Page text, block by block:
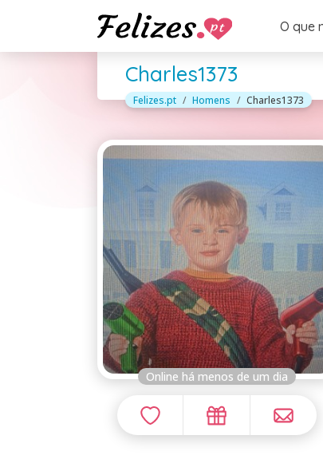
O que
Charles1373
Felizes.pt Homens Charles1373
Online há menos de um dia